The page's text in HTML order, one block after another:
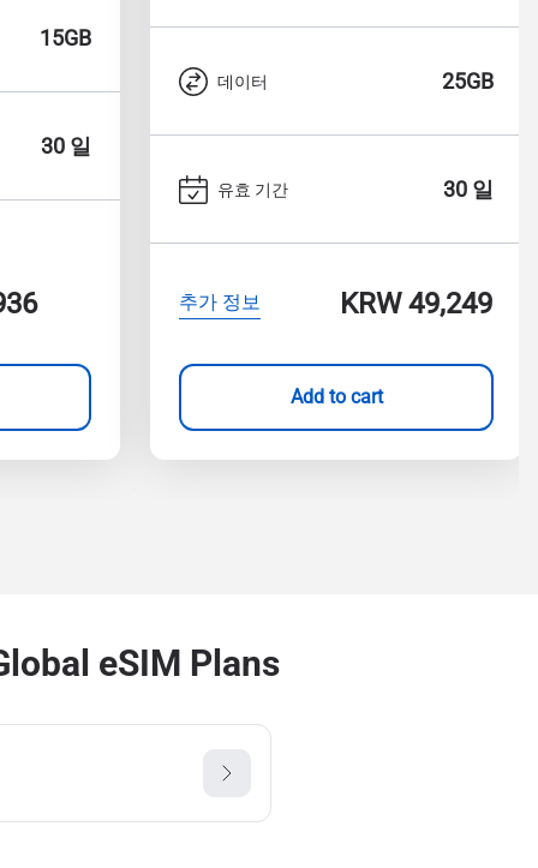
15GB
30 일
데이터 25GB
유효 기간 30 일
추가 정보 KRW 49,249
Add to cart
eSIM Plans